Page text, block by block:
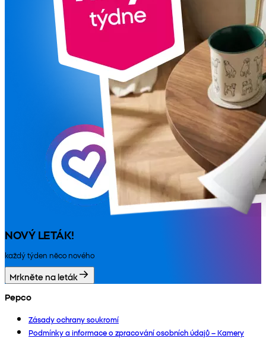
NOVÝ LETÁK!
každý týden něco nového
Mrkněte na leták
Pepco
Zásady ochrany soukromí
Podmínky a informace o zpracování osobních údajů – Kamery